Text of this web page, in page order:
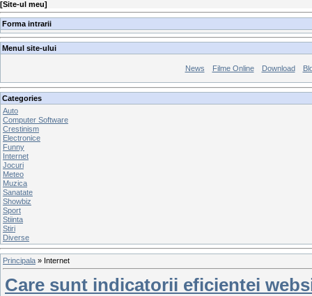
[Site-ul meu]
Forma intrarii
Menul site-ului
News Filme Online Download
Categories
Auto
Computer Software
Crestinism
Electronice
Funny
Internet
Jocuri
Meteo
Muzica
Sanatate
Showbiz
Sport
Stiinta
Stiri
Diverse
Principala » Internet
Care sunt indicatorii eficientei